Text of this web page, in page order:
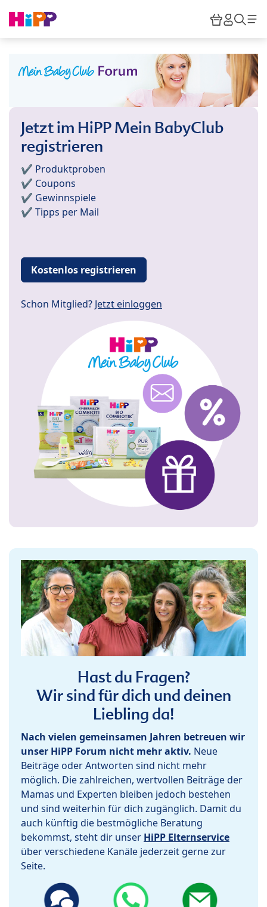
HiPP
Jetzt im HiPP Mein BabyClub
registrieren
✔️ Produktproben
✔️ Coupons
✔️ Gewinnspiele
✔️ Tipps per Mail
Kostenlos registrieren
Schon Mitglied? Jetzt einloggen
Hast du Fragen?
Wir sind für dich und deinen
Liebling da!
Nach vielen gemeinsamen Jahren betreuen wir
unser HiPP Forum nicht mehr aktiv. Neue
Beiträge oder Antworten sind nicht mehr
möglich. Die zahlreichen, wertvollen Beiträge der
Mamas und Experten bleiben jedoch bestehen
und sind weiterhin für dich zugänglich. Damit du
auch künftig die bestmögliche Beratung
bekommst, steht dir unser HiPP Elternservice
über verschiedene Kanäle jederzeit gerne zur
Seite.